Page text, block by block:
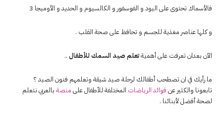
فالأسماك تحتوى على اليود و الفوسفور و الكالسيوم و الحديد و الأوميجا 3
و كلها عناصر مغذية للجسم و تحافظ على صحة القلب .
الآن بعدان تعرفت على أهميةتعلم صيد السمك للأطفال ..
ما رأيك في ان تصطحب أطفالك لرحلة صيد شيقة وتعلمهم فنون الصيد ؟
تابعونا والكثير عن فوائد الرياضات المختلفة للأطفال على منصة بالعربي نتعلم
لصحة أفضل لأبنائنا .